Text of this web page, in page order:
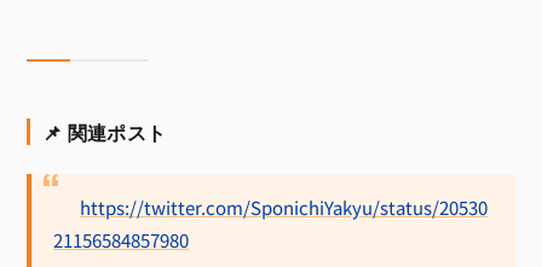
📌 関連ポスト
https://twitter.com/SponichiYakyu/status/20530
21156584857980